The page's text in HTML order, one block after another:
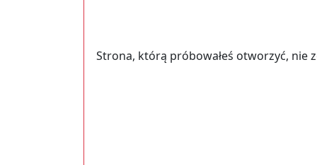
Strona, którą próbowałeś otworzyć, nie